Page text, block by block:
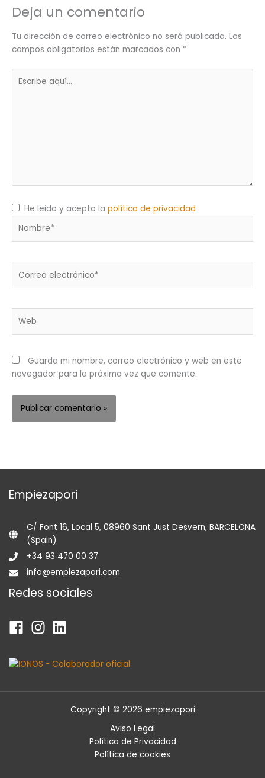
Deja un comentario
Tu dirección de correo electrónico no será publicada. Los
campos obligatorios están marcados con *
aquí...
He leido y acepto la política de privacidad
electrónico*
Guarda mi nombre, correo electrónico y web en este
navegador para la próxima vez que comente.
Empiezapori
C/ Font 16, Local 5, 08960 Sant Just Desvern, BARCELONA
(Spain)
+34 93 470 00 37
info@empiezapori.com
Redes sociales
Copyright © 2026 empiezapori
Aviso Legal
Política de Privacidad
Política de cookies